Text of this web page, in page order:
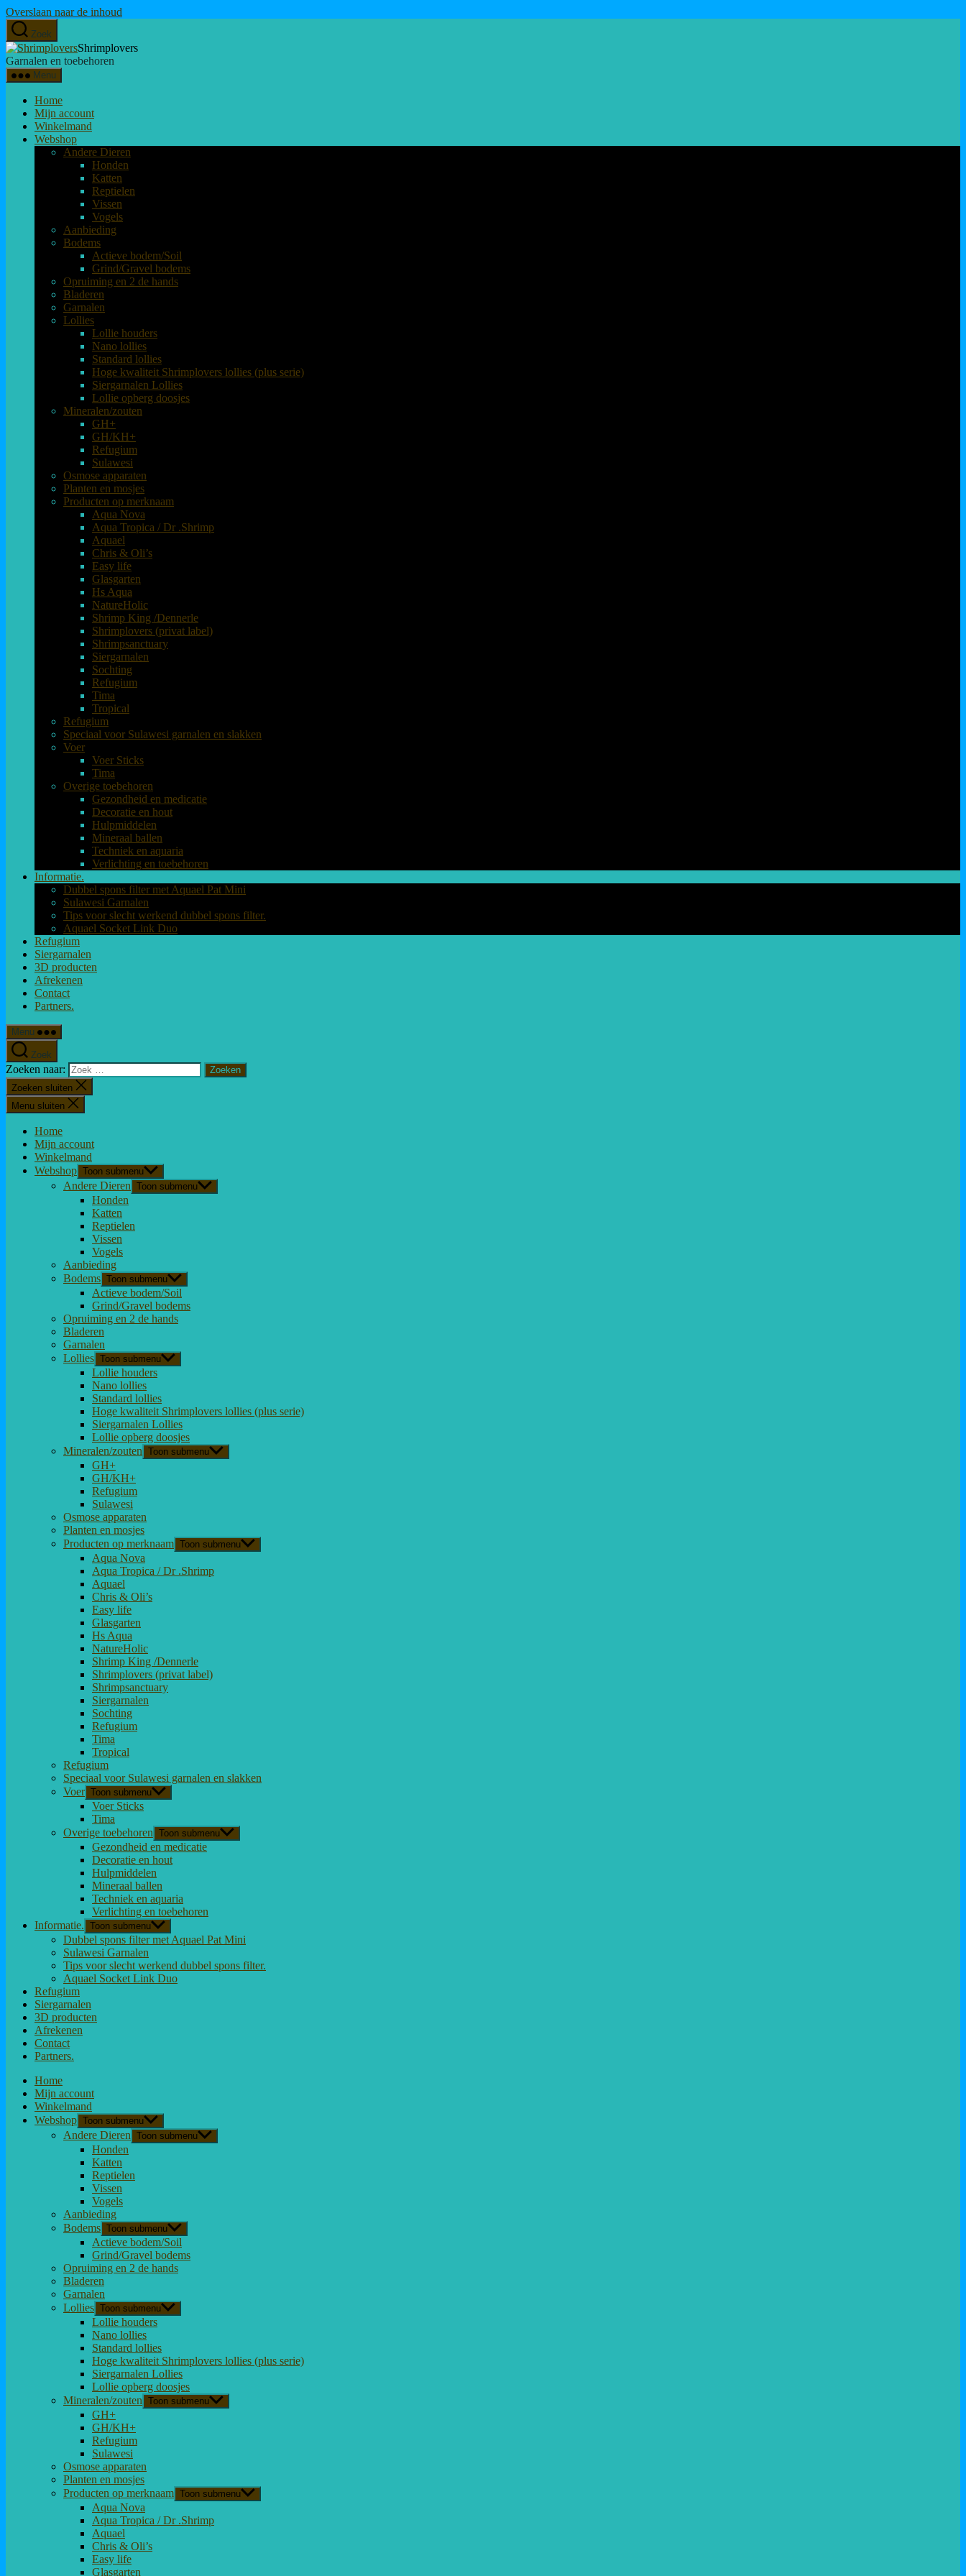
Overslaan naar de inhoud
Zoek
Shrimplovers
Garnalen en toebehoren
Menu
Home
Mijn account
Winkelmand
Webshop
Andere Dieren
Honden
Katten
Reptielen
Vissen
Vogels
Aanbieding
Bodems
Actieve bodem/Soil
Grind/Gravel bodems
Opruiming en 2 de hands
Bladeren
Garnalen
Lollies
Lollie houders
Nano lollies
Standard lollies
Hoge kwaliteit Shrimplovers lollies (plus serie)
Siergarnalen Lollies
Lollie opberg doosjes
Mineralen/zouten
GH+
GH/KH+
Refugium
Sulawesi
Osmose apparaten
Planten en mosjes
Producten op merknaam
Aqua Nova
Aqua Tropica / Dr .Shrimp
Aquael
Chris & Oli’s
Easy life
Glasgarten
Hs Aqua
NatureHolic
Shrimp King /Dennerle
Shrimplovers (privat label)
Shrimpsanctuary
Siergarnalen
Sochting
Refugium
Tima
Tropical
Refugium
Speciaal voor Sulawesi garnalen en slakken
Voer
Voer Sticks
Tima
Overige toebehoren
Gezondheid en medicatie
Decoratie en hout
Hulpmiddelen
Mineraal ballen
Techniek en aquaria
Verlichting en toebehoren
Informatie.
Dubbel spons filter met Aquael Pat Mini
Sulawesi Garnalen
Tips voor slecht werkend dubbel spons filter.
Aquael Socket Link Duo
Refugium
Siergarnalen
3D producten
Afrekenen
Contact
Partners.
Menu
Zoek
Zoeken naar:
Zoeken sluiten
Menu sluiten
Home
Mijn account
Winkelmand
Webshop Toon submenu
Andere Dieren Toon submenu
Honden
Katten
Reptielen
Vissen
Vogels
Aanbieding
Bodems Toon submenu
Actieve bodem/Soil
Grind/Gravel bodems
Opruiming en 2 de hands
Bladeren
Garnalen
Lollies Toon submenu
Lollie houders
Nano lollies
Standard lollies
Hoge kwaliteit Shrimplovers lollies (plus serie)
Siergarnalen Lollies
Lollie opberg doosjes
Mineralen/zouten Toon submenu
GH+
GH/KH+
Refugium
Sulawesi
Osmose apparaten
Planten en mosjes
Producten op merknaam Toon submenu
Aqua Nova
Aqua Tropica / Dr .Shrimp
Aquael
Chris & Oli’s
Easy life
Glasgarten
Hs Aqua
NatureHolic
Shrimp King /Dennerle
Shrimplovers (privat label)
Shrimpsanctuary
Siergarnalen
Sochting
Refugium
Tima
Tropical
Refugium
Speciaal voor Sulawesi garnalen en slakken
Voer Toon submenu
Voer Sticks
Tima
Overige toebehoren Toon submenu
Gezondheid en medicatie
Decoratie en hout
Hulpmiddelen
Mineraal ballen
Techniek en aquaria
Verlichting en toebehoren
Informatie. Toon submenu
Dubbel spons filter met Aquael Pat Mini
Sulawesi Garnalen
Tips voor slecht werkend dubbel spons filter.
Aquael Socket Link Duo
Refugium
Siergarnalen
3D producten
Afrekenen
Contact
Partners.
Home
Mijn account
Winkelmand
Webshop Toon submenu
Andere Dieren Toon submenu
Honden
Katten
Reptielen
Vissen
Vogels
Aanbieding
Bodems Toon submenu
Actieve bodem/Soil
Grind/Gravel bodems
Opruiming en 2 de hands
Bladeren
Garnalen
Lollies Toon submenu
Lollie houders
Nano lollies
Standard lollies
Hoge kwaliteit Shrimplovers lollies (plus serie)
Siergarnalen Lollies
Lollie opberg doosjes
Mineralen/zouten Toon submenu
GH+
GH/KH+
Refugium
Sulawesi
Osmose apparaten
Planten en mosjes
Producten op merknaam Toon submenu
Aqua Nova
Aqua Tropica / Dr .Shrimp
Aquael
Chris & Oli’s
Easy life
Glasgarten